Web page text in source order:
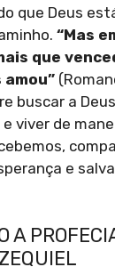
que Deus
“Mas
que
buscar a
viver de
e
A